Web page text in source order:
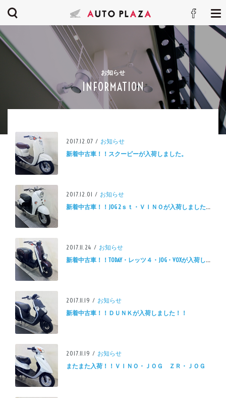
お知らせ
INFORMATION
2017.12.07 / お知らせ
新着中古車！！スクーピーが入荷しました。
2017.12.01 / お知らせ
新着中古車！！JOG 2ｓｔ・ＶＩＮＯが入荷しました。
2017.11.24 / お知らせ
新着中古車！！TODAY・レッツ４・JOG・VOXが入荷しました。
2017.11.19 / お知らせ
新着中古車！！ＤＵＮＫが入荷しました！！
2017.11.19 / お知らせ
またまた入荷！！ＶＩＮＯ・ＪＯＧ ＺＲ・ＪＯＧ